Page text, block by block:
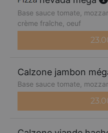
Base sauce tomate,
crème fraîche, oeuf
Calzone jambon
Base sauce tomate,